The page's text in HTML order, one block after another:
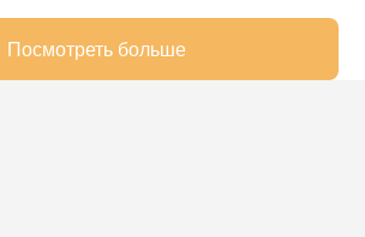
Посмотреть больше